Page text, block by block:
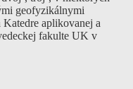
geofyzikálnymi
Katedre aplikovanej a
fakulte UK v